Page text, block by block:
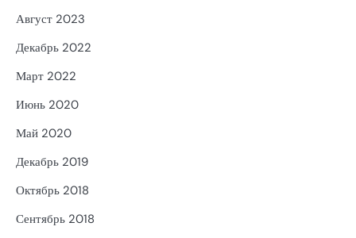
Август 2023
Декабрь 2022
Март 2022
Июнь 2020
Май 2020
Декабрь 2019
Октябрь 2018
Сентябрь 2018